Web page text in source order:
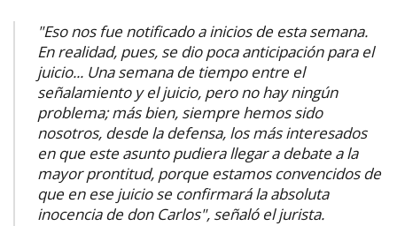
"Eso nos fue notificado a inicios de esta semana.
En realidad, pues, se dio poca anticipación para el
juicio... Una semana de tiempo entre el
señalamiento y el juicio, pero no hay ningún
problema; más bien, siempre hemos sido
nosotros, desde la defensa, los más interesados
en que este asunto pudiera llegar a debate a la
mayor prontitud, porque estamos convencidos de
que en ese juicio se confirmará la absoluta
inocencia de don Carlos", señaló el jurista.